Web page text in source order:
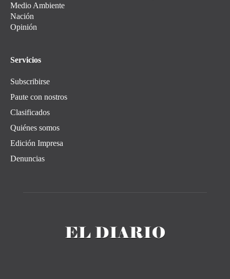
Medio Ambiente
Nación
Opinión
Servicios
Subscribirse
Paute con nostros
Clasificados
Quiénes somos
Edición Impresa
Denuncias